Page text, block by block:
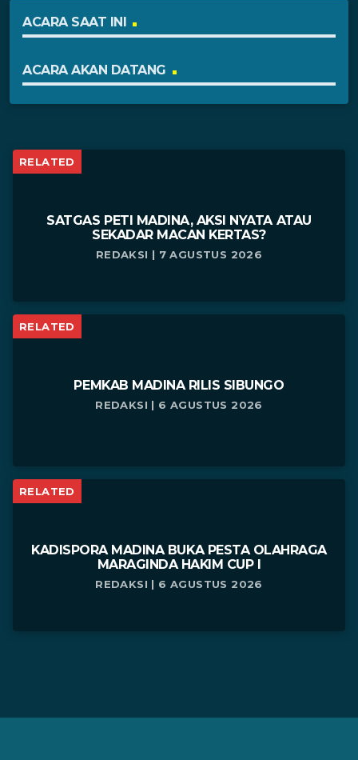
ACARA SAAT INI
ACARA AKAN DATANG
RELATED
SATGAS PETI MADINA, AKSI NYATA ATAU
SEKADAR MACAN KERTAS?
REDAKSI | 7 AGUSTUS 2026
RELATED
PEMKAB MADINA RILIS SIBUNGO
REDAKSI | 6 AGUSTUS 2026
RELATED
KADISPORA MADINA BUKA PESTA OLAHRAGA
MARAGINDA HAKIM CUP I
REDAKSI | 6 AGUSTUS 2026